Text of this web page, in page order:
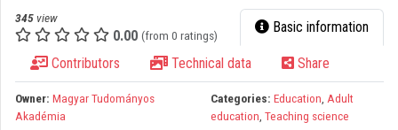
Organization playlists
Organizations
Contributors
345 view
0.00 (from 0 ratings) Basic information
Contributors Technical data Share
Owner: Magyar Tudományos
Akadémia
Categories: Education, Adult
education, Teaching science